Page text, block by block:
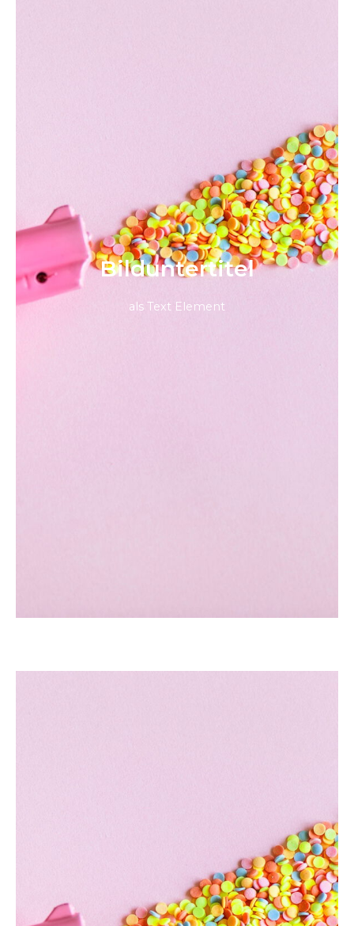
Bild­unter­titel
als Text Element